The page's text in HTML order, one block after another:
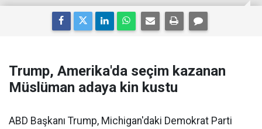
Trump, Amerika'da seçim kazanan
Müslüman adaya kin kustu
ABD Başkanı Trump, Michigan'daki Demokrat Parti